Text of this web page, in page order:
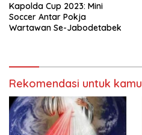
Kapolda Cup 2023: Mini
Soccer Antar Pokja
Wartawan Se-Jabodetabek
Rekomendasi untuk kamu